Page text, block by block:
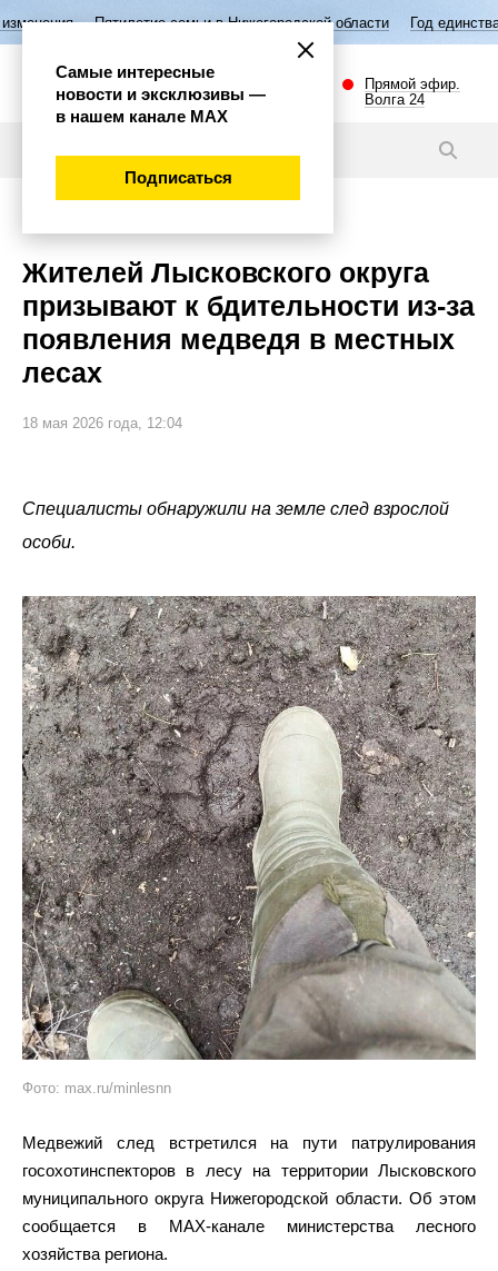
семьи в Нижегородской области Год единства народов России
Прямой эфир.
Волга 24
Жителей Лысковского округа
призывают к бдительности из-за
появления медведя в местных
лесах
18 мая 2026 года, 12:04
Специалисты обнаружили на земле след взрослой
особи.
Фото: max.ru/minlesnn
Медвежий след встретился на пути патрулирования
госохотинспекторов в лесу на территории Лысковского
муниципального округа Нижегородской области. Об этом
сообщается в MAX-канале министерства лесного
хозяйства региона.
Самые интересные
новости и эксклюзивы —
в нашем канале МАХ
Подписаться